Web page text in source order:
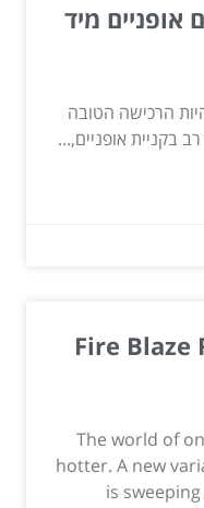
אופניים מיד
הרכישה הטובה
בקניית אופניים,...
Fire
The world of
hotter. A new
is